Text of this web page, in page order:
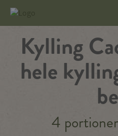
Kylling
hele
4 portioner